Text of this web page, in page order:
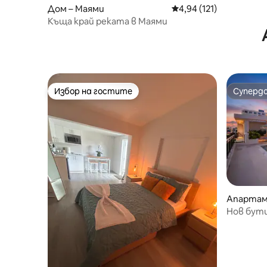
Дом – Маями Средна оценка: 4,94
4,94 (121)
Къща край реката в Маями
Избор на гостите
Избор на гостите
Нов